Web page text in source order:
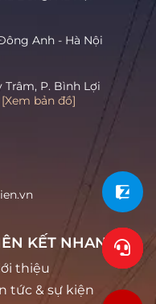
Anh - Hà Nội
Trâm, P. Bình Lợi
[Xem bản đồ]
KẾT NHANH
thiệu
tức & sự kiện